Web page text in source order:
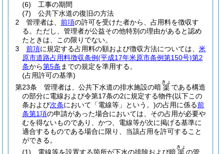
(6)
工事の期間
(7)
公共下水道の復旧の方法
2
管理者は、 前項の許可を受けた者から、占用料を徴収す
る。 ただし、管理者が公益その他特別の理由があると認め
たときは、この限りでない。
3
前項に規定する占用料の額および徴収方法については、 米
原市道路占用料徴収条例(平成17年米原市条例第150号)第2
条から第5条 までの規定を準用する。
(占用許可の基準)
第23条
管理者は、公共下水道の排水施設の暗渠
きょ
である構造
の部分に電線および令第17条の2に規定する物件(以下この
条および次条において「電線等」という。)の占用に係る前
条第1項の申請があった場合においては、その占用が必要や
むを得ないものであり、かつ、電線等が次に掲げる基準に
適合するものである場合に限り、当該占用を許可すること
ができる。
(1)
電線等を設置する箇所が下水の排除および暗
きょ
の管